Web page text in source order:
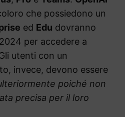
che possiedono un
ed Edu dovranno
per accedere a
utenti con un
invece, devono essere
poiché non
precisa per il loro